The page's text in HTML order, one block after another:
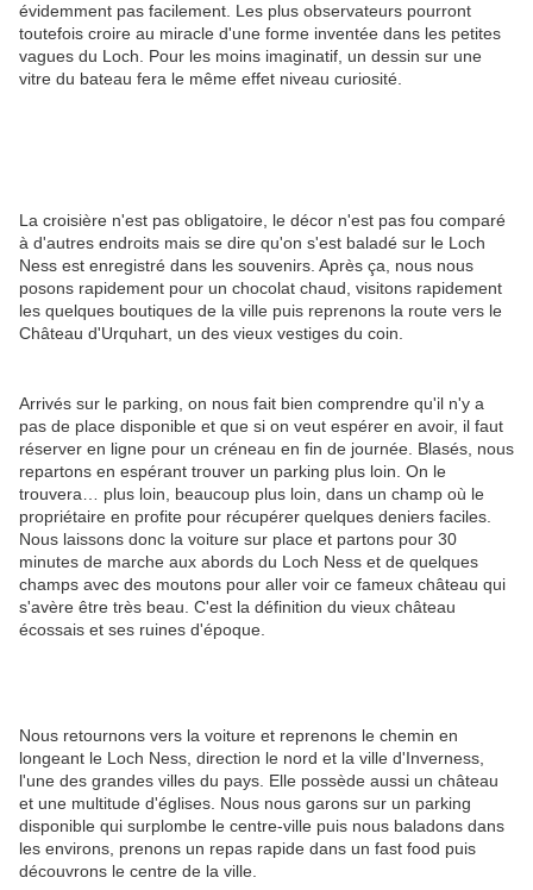
évidemment pas facilement. Les plus observateurs pourront
toutefois croire au miracle d'une forme inventée dans les petites
vagues du Loch. Pour les moins imaginatif, un dessin sur une
vitre du bateau fera le même effet niveau curiosité.
La croisière n'est pas obligatoire, le décor n'est pas fou comparé
à d'autres endroits mais se dire qu'on s'est baladé sur le Loch
Ness est enregistré dans les souvenirs. Après ça, nous nous
posons rapidement pour un chocolat chaud, visitons rapidement
les quelques boutiques de la ville puis reprenons la route vers le
Château d'Urquhart, un des vieux vestiges du coin.
Arrivés sur le parking, on nous fait bien comprendre qu'il n'y a
pas de place disponible et que si on veut espérer en avoir, il faut
réserver en ligne pour un créneau en fin de journée. Blasés, nous
repartons en espérant trouver un parking plus loin. On le
trouvera… plus loin, beaucoup plus loin, dans un champ où le
propriétaire en profite pour récupérer quelques deniers faciles.
Nous laissons donc la voiture sur place et partons pour 30
minutes de marche aux abords du Loch Ness et de quelques
champs avec des moutons pour aller voir ce fameux château qui
s'avère être très beau. C'est la définition du vieux château
écossais et ses ruines d'époque.
Nous retournons vers la voiture et reprenons le chemin en
longeant le Loch Ness, direction le nord et la ville d'Inverness,
l'une des grandes villes du pays. Elle possède aussi un château
et une multitude d'églises. Nous nous garons sur un parking
disponible qui surplombe le centre-ville puis nous baladons dans
les environs, prenons un repas rapide dans un fast food puis
découvrons le centre de la ville.